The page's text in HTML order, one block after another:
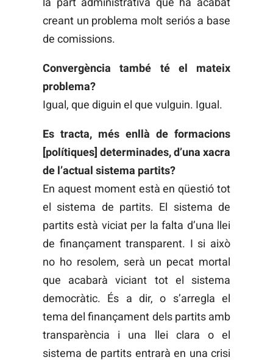
creant un problema molt seriós a base
de comissions.
Convergència també té el mateix
problema?
Igual, que diguin el que vulguin. Igual.
Es tracta, més enllà de formacions
[polítiques] determinades, d’una xacra
de l’actual sistema partits?
En aquest moment està en qüestió tot
el sistema de partits. El sistema de
partits està viciat per la falta d’una llei
de finançament transparent. I si això
no ho resolem, serà un pecat mortal
que acabarà viciant tot el sistema
democràtic. És a dir, o s’arregla el
tema del finançament dels partits amb
transparència i una llei clara o el
sistema de partits entrarà en una crisi